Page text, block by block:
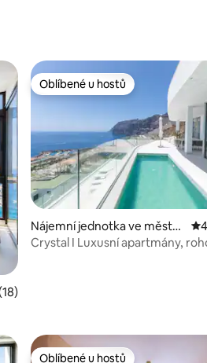
hodnocení 4,94 z 5, 18 hodnocení
Oblíbené u hostů
Oblíbené u hostů
Nájemní jednotka ve městě
Santiago del Teide
Crystal I Luxusní apartmány,
Oblíbené u hostů